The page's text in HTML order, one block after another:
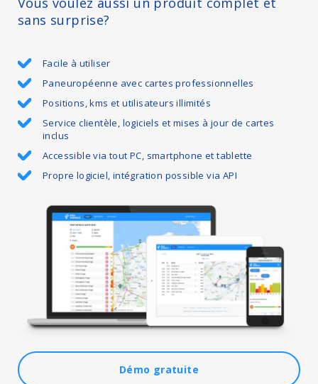
Démo gratuite
sans surprise?
Facile à utiliser
Paneuropéenne avec cartes professionnelles
Positions, kms et utilisateurs illimités
Service clientèle, logiciels et mises à jour de cartes
inclus
Accessible via tout PC, smartphone et tablette
Propre logiciel, intégration possible via API